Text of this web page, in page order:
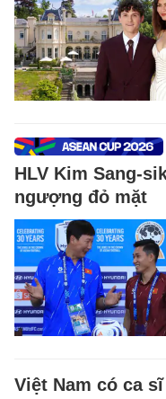
HLV Kim Sang-
ngượng đỏ mặt
Việt Nam có ca